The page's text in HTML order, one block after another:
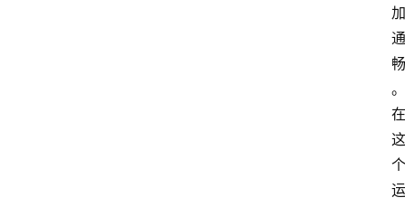
加
通
畅
。
在
这
个
运